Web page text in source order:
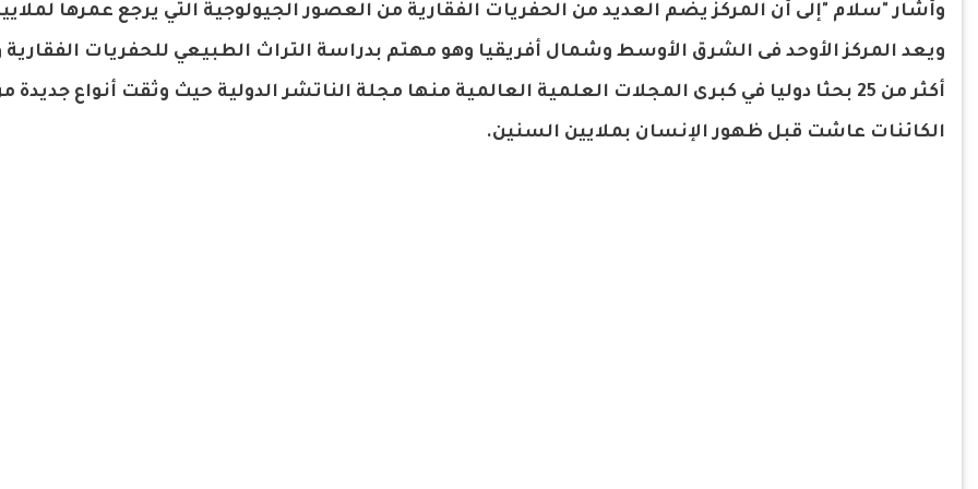
وأشار "سلام "إلى أن المركز يضم العديد من الحفريات الفقارية من العصور الجيولوجية التي يرجع عمرها
ويعد المركز الأوحد فى الشرق الأوسط وشمال أفريقيا وهو مهتم بدراسة التراث الطبيعي للحفريات
أكثر من 25 بحثا دوليا في كبرى المجلات العلمية العالمية منها مجلة الناتشر الدولية حيث وثقت أنواع جديدة
الكائنات عاشت قبل ظهور الإنسان بملايين السنين.